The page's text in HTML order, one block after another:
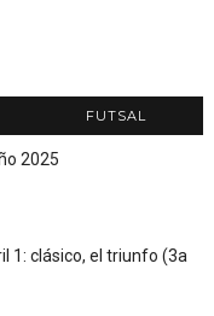
FUTSAL
2025
1: clásico, el triunfo (3a